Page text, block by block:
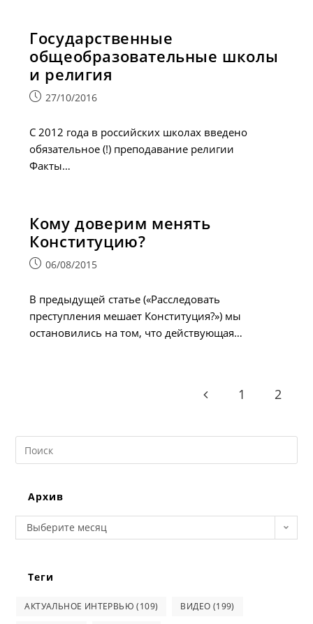
Государственные
общеобразовательные школы
и религия
Запись27/10/2016
С 2012 года в российских школах введено
обязательное (!) преподавание религии
Факты…
Кому доверим менять
Конституцию?
Запись06/08/2015
В предыдущей статье («Расследовать
преступления мешает Конституция?») мы
остановились на том, что действующая…
Go to the previous
1 2
Search
this
Архив
Архив
Выберите месяц
Теги
АКТУАЛЬНОЕ ИНТЕРВЬЮ (109) ВИДЕО (199)